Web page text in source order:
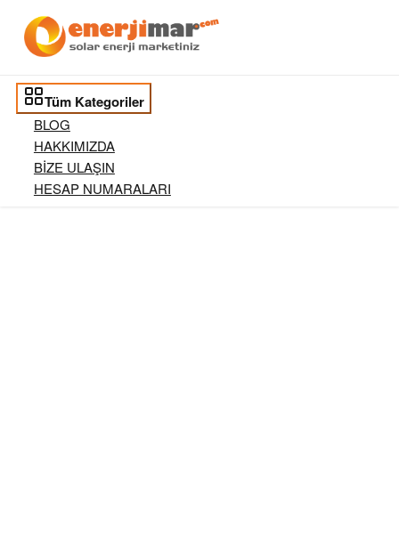
Tüm Kategoriler
BLOG
HAKKIMIZDA
BİZE ULAŞIN
HESAP NUMARALARI